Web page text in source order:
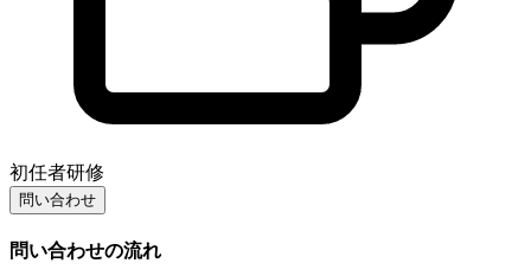
初任者研修
問い合わせ
問い合わせの流れ